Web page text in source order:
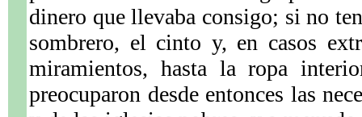
dinero que llevaba consigo; si no
sombrero, el cinto y, en casos
miramientos, hasta la ropa
preocuparon desde entonces las